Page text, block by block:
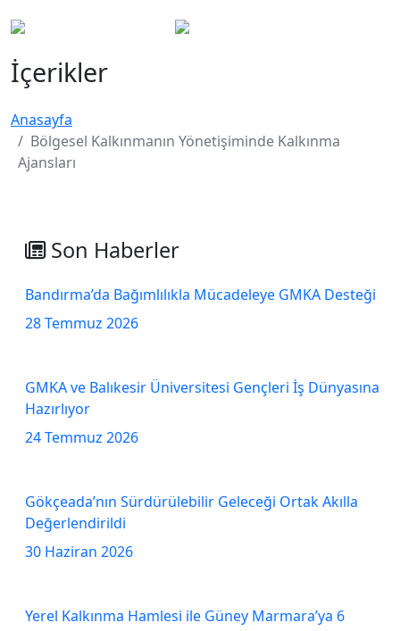
İçerikler
Anasayfa
Bölgesel Kalkınmanın Yönetişiminde Kalkınma
Ajansları
Son Haberler
Bandırma’da Bağımlılıkla Mücadeleye GMKA Desteği
28 Temmuz 2026
GMKA ve Balıkesir Üniversitesi Gençleri İş Dünyasına
Hazırlıyor
24 Temmuz 2026
Gökçeada’nın Sürdürülebilir Geleceği Ortak Akılla
Değerlendirildi
30 Haziran 2026
Yerel Kalkınma Hamlesi ile Güney Marmara’ya 6